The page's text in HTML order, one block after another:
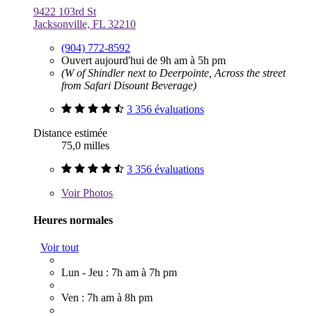
9422 103rd St
Jacksonville, FL 32210
(904) 772-8592
Ouvert aujourd'hui de 9h am à 5h pm
(W of Shindler next to Deerpointe, Across the street
from Safari Disount Beverage)
3 356 évaluations
Distance estimée
75,0 milles
3 356 évaluations
VoirPhotos
Heures normales
Voir tout
Lun - Jeu : 7h am à 7h pm
Ven : 7h am à 8h pm